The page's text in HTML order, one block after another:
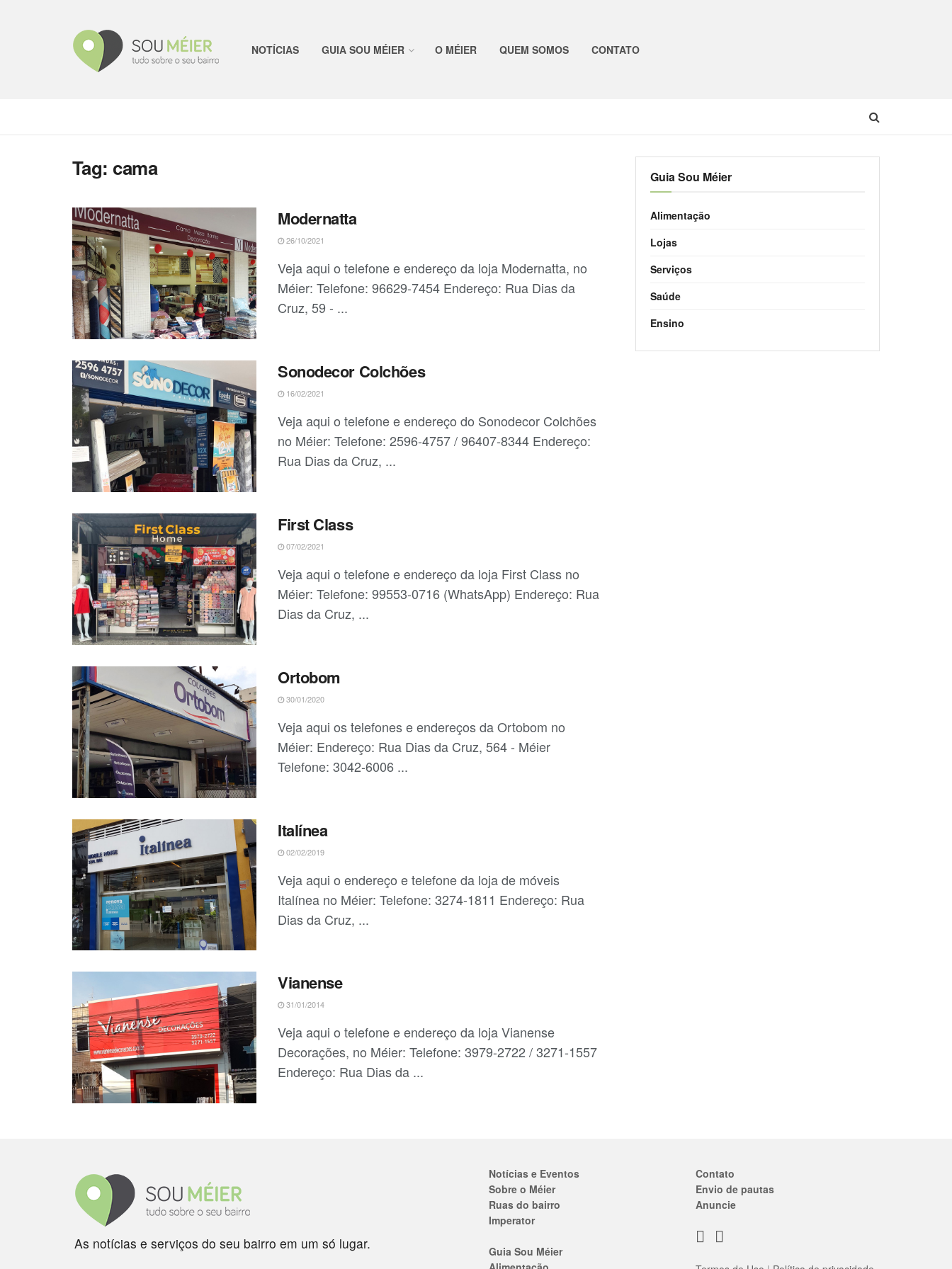
NOTÍCIAS GUIA SOU MÉIER O MÉIER QUEM SOMOS CONTATO
Tag: cama
Modernatta
26/10/2021
Veja aqui o telefone e endereço da loja Modernatta, no
Méier: Telefone: 96629-7454 Endereço: Rua Dias da
Cruz, 59 - ...
Sonodecor Colchões
16/02/2021
Veja aqui o telefone e endereço do Sonodecor Colchões
no Méier: Telefone: 2596-4757 / 96407-8344 Endereço:
Rua Dias da Cruz, ...
First Class
07/02/2021
Veja aqui o telefone e endereço da loja First Class no
Méier: Telefone: 99553-0716 (WhatsApp) Endereço: Rua
Dias da Cruz, ...
Ortobom
30/01/2020
Veja aqui os telefones e endereços da Ortobom no
Méier: Endereço: Rua Dias da Cruz, 564 - Méier
Telefone: 3042-6006 ...
Italínea
02/02/2019
Veja aqui o endereço e telefone da loja de móveis
Italínea no Méier: Telefone: 3274-1811 Endereço: Rua
Dias da Cruz, ...
Vianense
31/01/2014
Veja aqui o telefone e endereço da loja Vianense
Decorações, no Méier: Telefone: 3979-2722 / 3271-1557
Endereço: Rua Dias da ...
Guia Sou Méier
Alimentação
Lojas
Serviços
Saúde
Ensino
As notícias e serviços do seu bairro em um só lugar.
Notícias e Eventos
Sobre o Méier
Ruas do bairro
Imperator
Guia Sou Méier
Contato
Envio de pautas
Anuncie